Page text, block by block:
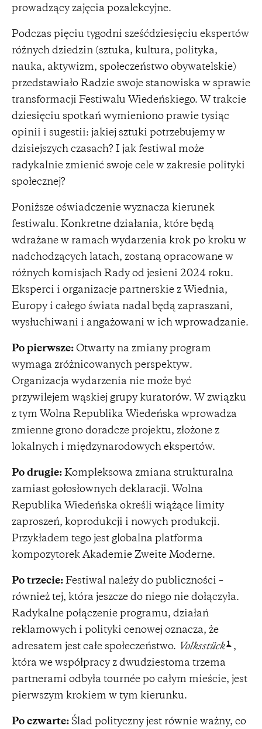
prowadzący zajęcia pozalekcyjne.
Podczas pięciu tygodni sześćdziesięciu ekspertów
różnych dziedzin (sztuka, kultura, polityka,
nauka, aktywizm, społeczeństwo obywatelskie)
przedstawiało Radzie swoje stanowiska w sprawie
transformacji Festiwalu Wiedeńskiego. W trakcie
dziesięciu spotkań wymieniono prawie tysiąc
opinii i sugestii: jakiej sztuki potrzebujemy w
dzisiejszych czasach? I jak festiwal może
radykalnie zmienić swoje cele w zakresie polityki
społecznej?
Poniższe oświadczenie wyznacza kierunek
festiwalu. Konkretne działania, które będą
wdrażane w ramach wydarzenia krok po kroku w
nadchodzących latach, zostaną opracowane w
różnych komisjach Rady od jesieni 2024 roku.
Eksperci i organizacje partnerskie z Wiednia,
Europy i całego świata nadal będą zapraszani,
wysłuchiwani i angażowani w ich wprowadzanie.
Po pierwsze: Otwarty na zmiany program
wymaga zróżnicowanych perspektyw.
Organizacja wydarzenia nie może być
przywilejem wąskiej grupy kuratorów. W związku
z tym Wolna Republika Wiedeńska wprowadza
zmienne grono doradcze projektu, złożone z
lokalnych i międzynarodowych ekspertów.
Po drugie: Kompleksowa zmiana strukturalna
zamiast gołosłownych deklaracji. Wolna
Republika Wiedeńska określi wiążące limity
zaproszeń, koprodukcji i nowych produkcji.
Przykładem tego jest globalna platforma
kompozytorek Akademie Zweite Moderne.
Po trzecie: Festiwal należy do publiczności –
również tej, która jeszcze do niego nie dołączyła.
Radykalne połączenie programu, działań
reklamowych i polityki cenowej oznacza, że
adresatem jest całe społeczeństwo.
Volksstück 1 ,
która we współpracy z dwudziestoma trzema
partnerami odbyła tournée po całym mieście, jest
pierwszym krokiem w tym kierunku.
Po czwarte: Ślad polityczny jest równie ważny, co